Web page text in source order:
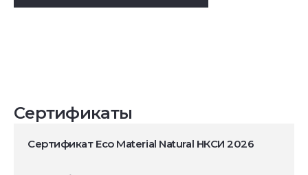
Сертификаты
Сертификат Eco Material Natural НКСИ 2026